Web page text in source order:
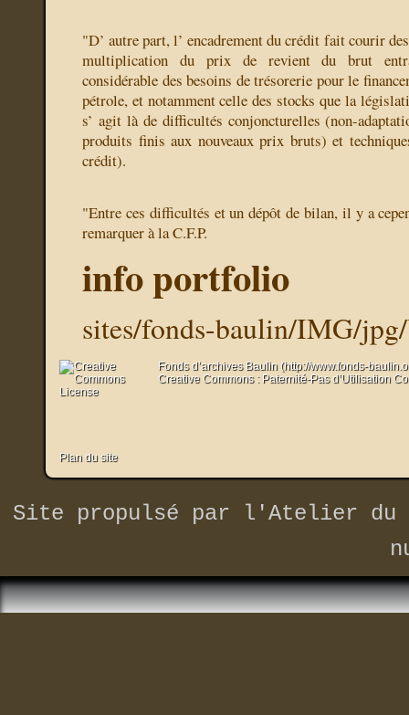
"D’ autre part, l’ encadrement du crédit fait courir
multiplication du prix de revient du brut
considérable des besoins de trésorerie pour le
pétrole, et notamment celle des stocks que la
s’ agit là de difficultés conjoncturelles (non-
produits finis aux nouveaux prix bruts) et
crédit).
"Entre ces difficultés et un dépôt de bilan, il y a
remarquer à la C.F.P.
info portfolio
sites/fonds-baulin/IMG/
Fonds d’archives Baulin (http://www.fonds-
Creative Commons : Paternité-Pas d’Utilisation
Plan du site
Site propulsé par
l'Atelier du